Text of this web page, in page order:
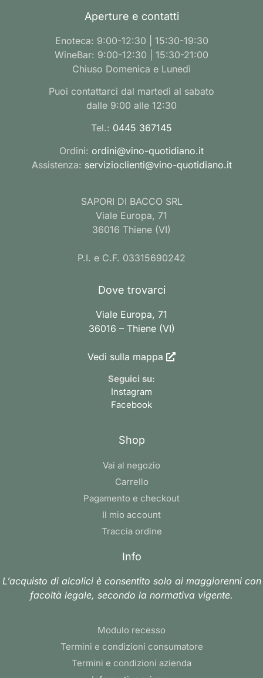
Aperture e contatti
Enoteca: 9:00-12:30 | 15:30-19:30
WineBar: 9:00-12:30 | 15:30-21:00
Chiuso Domenica e Lunedì
Puoi contattarci dal martedì al sabato
dalle 9:00 alle 12:30
Tel.: 0445 367145
Ordini: ordini@vino-quotidiano.it
Assistenza: servizioclienti@vino-quotidiano.it
SAPORI DI BACCO SRL
Viale Europa, 71
36016 Thiene (VI)
P.I. e C.F. 03315690242
Dove trovarci
Viale Europa, 71
36016 – Thiene (VI)
Vedi sulla mappa
Seguici su:
Instagram
Facebook
Shop
Vai al negozio
Carrello
Pagamento e checkout
Il mio account
Traccia ordine
Info
L’acquisto di alcolici è consentito solo ai maggiorenni con
facoltà legale, secondo la normativa vigente.
Modulo recesso
Termini e condizioni consumatore
Termini e condizioni azienda